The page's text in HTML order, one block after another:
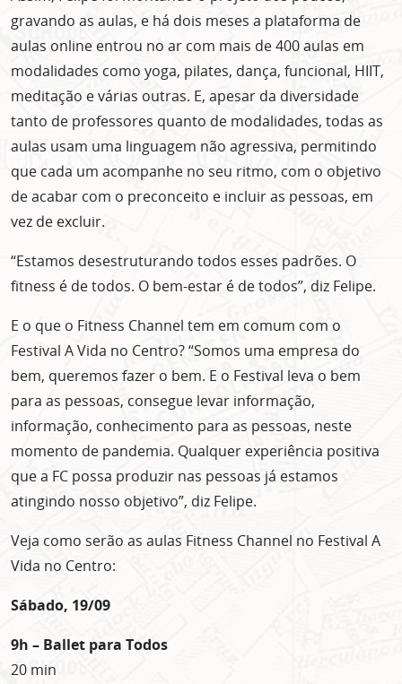
gravando as aulas, e há dois meses a plataforma de
aulas online entrou no ar com mais de 400 aulas em
modalidades como yoga, pilates, dança, funcional, HIIT,
meditação e várias outras. E, apesar da diversidade
tanto de professores quanto de modalidades, todas as
aulas usam uma linguagem não agressiva, permitindo
que cada um acompanhe no seu ritmo, com o objetivo
de acabar com o preconceito e incluir as pessoas, em
vez de excluir.
“Estamos desestruturando todos esses padrões. O
fitness é de todos. O bem-estar é de todos”, diz Felipe.
E o que o Fitness Channel tem em comum com o
Festival A Vida no Centro? “Somos uma empresa do
bem, queremos fazer o bem. E o Festival leva o bem
para as pessoas, consegue levar informação,
informação, conhecimento para as pessoas, neste
momento de pandemia. Qualquer experiência positiva
que a FC possa produzir nas pessoas já estamos
atingindo nosso objetivo”, diz Felipe.
Veja como serão as aulas Fitness Channel no Festival A
Vida no Centro:
Sábado, 19/09
9h – Ballet para Todos
20 min